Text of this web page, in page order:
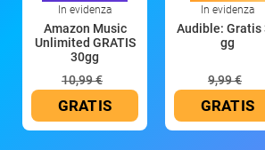
In evidenza
Amazon Music
Unlimited GRATIS
30gg
10,99 €
GRATIS
In evidenza
Audible: Gratis
gg
9,99 €
GRATIS